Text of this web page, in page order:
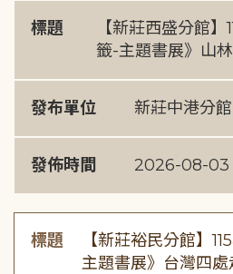
標題
【新莊西盛分館
籤-主題書展》山
發布單位 新莊中港分館
發佈時間 2026-08-03
標題
【新莊裕民分館】
主題書展》台灣四